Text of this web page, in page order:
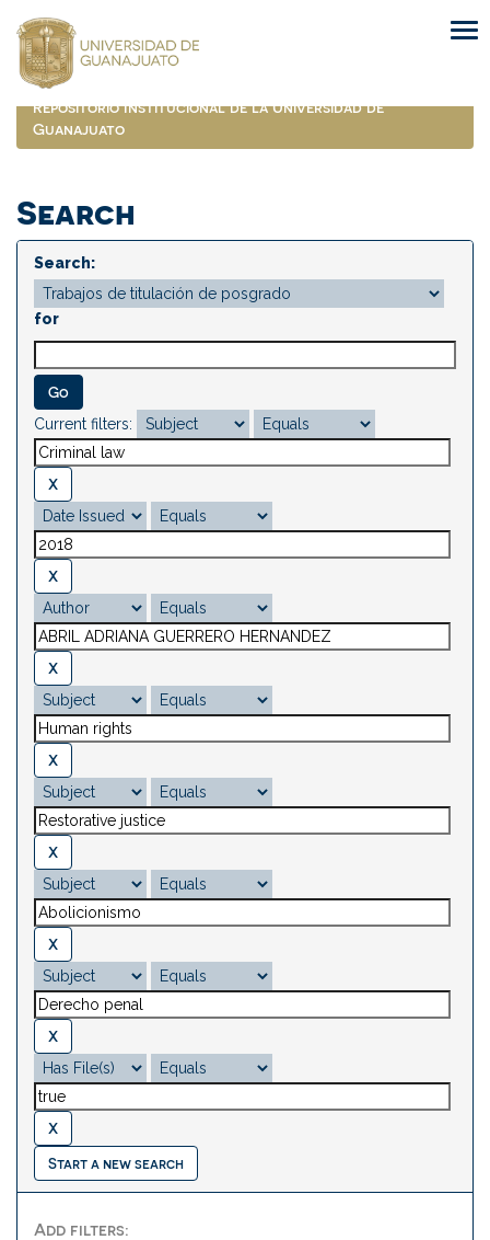
navigation
Repositorio Institucional de la Universidad de
Guanajuato
Search
Search:
for
Current filters:
Start a new search
Add filters: